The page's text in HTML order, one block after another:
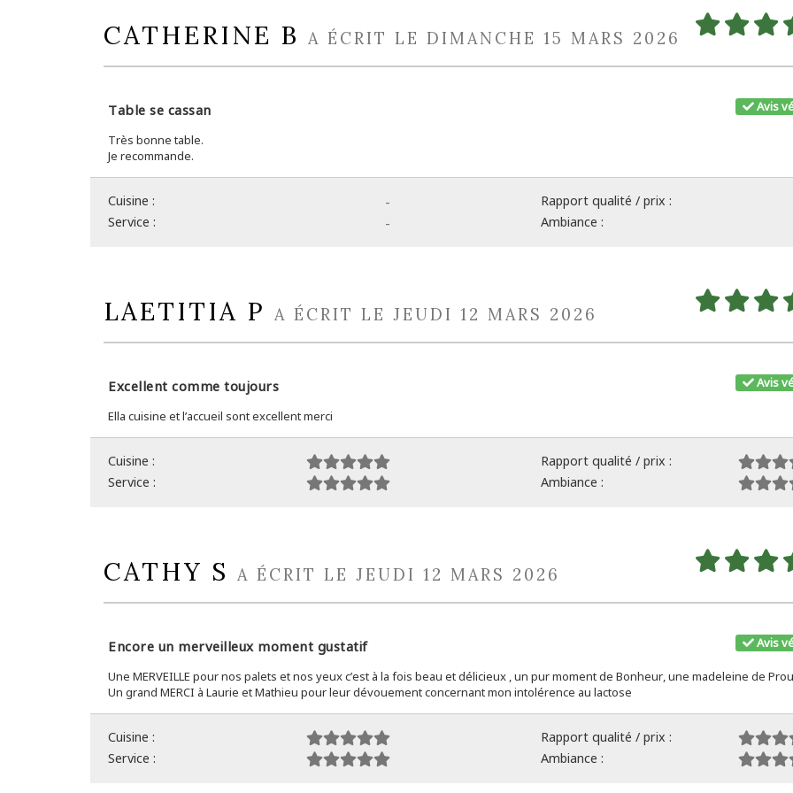
CATHERINE B A ÉCRIT LE DIMANCHE 15 MARS 2026
Avis
Table se cassan
Très bonne table.
Je recommande.
-
Cuisine : Rapport qualité / prix :
-
Service : Ambiance :
LAETITIA P A ÉCRIT LE JEUDI 12 MARS 2026
Avis
Excellent comme toujours
Ella cuisine et l’accueil sont excellent merci
Cuisine :
Rapport qualité / prix :
Service :
Ambiance :
CATHY S A ÉCRIT LE JEUDI 12 MARS 2026
Avis
Encore un merveilleux moment gustatif
Une MERVEILLE pour nos palets et nos yeux c’est à la fois beau et délicieux , un pur moment de Bonheur, une madeleine de
Un grand MERCI à Laurie et Mathieu pour leur dévouement concernant mon intolérence au lactose
Cuisine :
Rapport qualité / prix :
Service :
Ambiance :